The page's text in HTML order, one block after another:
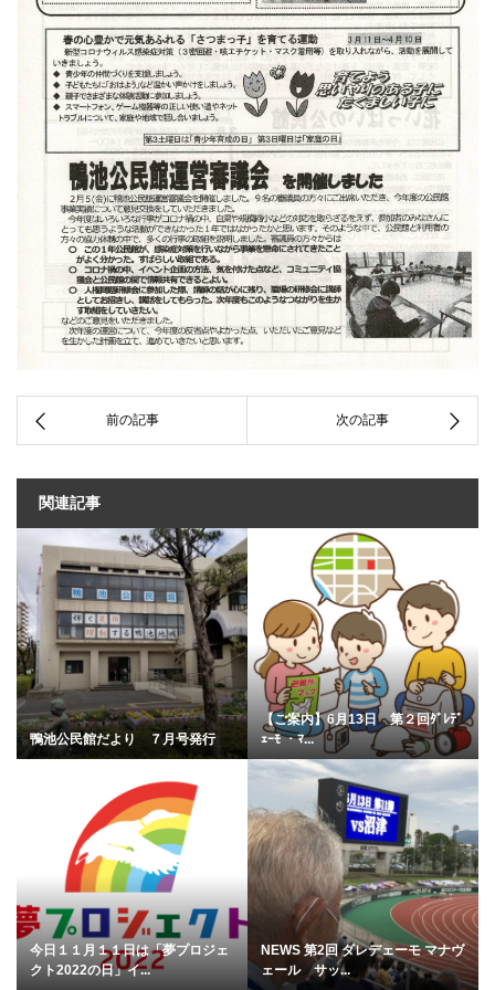
関連記事
鴨池公民館だより ７月号発行
【ご案内】6月13日 第２回ﾀﾞﾚﾃﾞ
ｪｰﾓ ・ﾏ...
今日１１月１１日は「夢プロジェ
クト2022の日」イ...
NEWS 第2回 ダレデェーモ マナヴ
ェール サッ...